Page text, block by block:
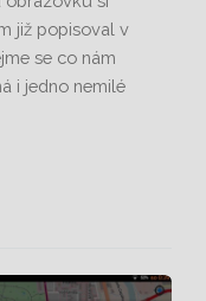
již popisoval v
se co nám
i jedno nemilé